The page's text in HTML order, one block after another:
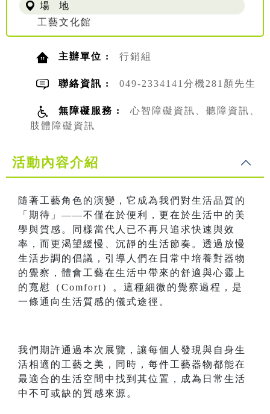
場 地
工藝文化館
主辦單位 : 行銷組
聯絡資訊 : 049-2334141分機281顏先生
無障礙服務 :
心智障礙資訊、聽障資訊、
肢體障礙資訊
活動內容介紹
隨著工藝角色的演變，它成為我們對生活品質的
「期待」——不僅在於便利，更在於生活中的美
學與質感。同樣當代人已不再只追求快速與效
率，而更渴望緩慢、沉靜的生活節奏。透過放慢
生活步調的倡議，引導人們在日常中培養對器物
的覺察，體會工藝在生活中帶來的舒適與心靈上
的寬慰（Comfort）。這種細微的覺察過程，是
一條通向生活質感的儀式途徑。
我們期許通過本次展覽，讓每個人發現與自身生
活相適的工藝之美，同時，每件工藝器物都能在
最適合的生活空間中找到其位置，成為日常生活
中不可或缺的質感來源。